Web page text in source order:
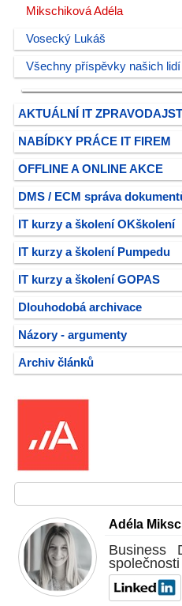
Mikschiková Adéla
Vosecký Lukáš
Všechny příspěvky našich lidí
AKTUÁLNÍ IT
NABÍDKY PRÁCE IT FIREM
OFFLINE A ONLINE AKCE
DMS / ECM správa
IT kurzy a školení OKškolení
IT kurzy a školení Pumpedu
IT kurzy a školení GOPAS
Dlouhodobá archivace
Názory - argumenty
Archiv článků
Adéla
Business